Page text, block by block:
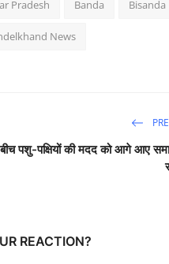
Pradesh Banda Bisanda
News
बीच पशु-पक्षियों की मदद को आगे आए
REACTION?